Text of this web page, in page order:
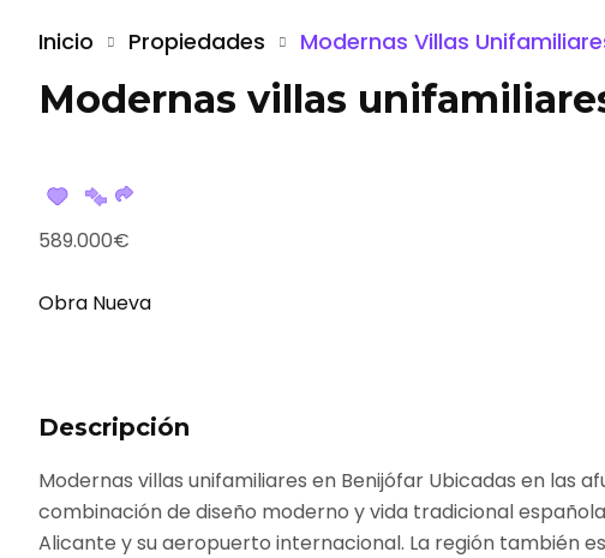
Inicio Propiedades Modernas Villas
Modernas villas
589.000€
Obra Nueva
Descripción
Modernas villas unifamiliares en Benijófar Ubicadas en
combinación de diseño moderno y vida tradicional
Alicante y su aeropuerto internacional. La región también